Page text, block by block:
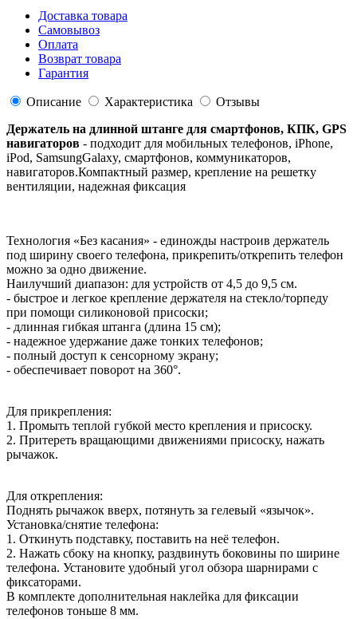
Доставка товара
Самовывоз
Оплата
Возврат товара
Гарантия
Описание Характеристика
Отзывы
Держатель на длинной штанге для смартфонов, КПК, GPS
навигаторов - подходит для мобильных телефонов, iPhone,
iPod, SamsungGalaxy, смартфонов, коммуникаторов,
навигаторов.Компактный размер, крепление на решетку
вентиляции, надежная фиксация
Технология «Без касания» - единожды настроив держатель
под ширину своего телефона, прикрепить/открепить телефон
можно за одно движение.
Наилучший диапазон: для устройств от 4,5 до 9,5 см.
- быстрое и легкое крепление держателя на стекло/торпеду
при помощи силиконовой присоски;
- длинная гибкая штанга (длина 15 см);
- надежное удержание даже тонких телефонов;
- полный доступ к сенсорному экрану;
- обеспечивает поворот на 360°.
Для прикрепления:
1. Промыть теплой губкой место крепления и присоску.
2. Притереть вращающими движениями присоску, нажать
рычажок.
Для открепления:
Поднять рычажок вверх, потянуть за гелевый «язычок».
Установка/снятие телефона:
1. Откинуть подставку, поставить на неё телефон.
2. Нажать сбоку на кнопку, раздвинуть боковины по ширине
телефона. Установите удобный угол обзора шарнирами с
фиксаторами.
В комплекте дополнительная наклейка для фиксации
телефонов тоньше 8 мм.